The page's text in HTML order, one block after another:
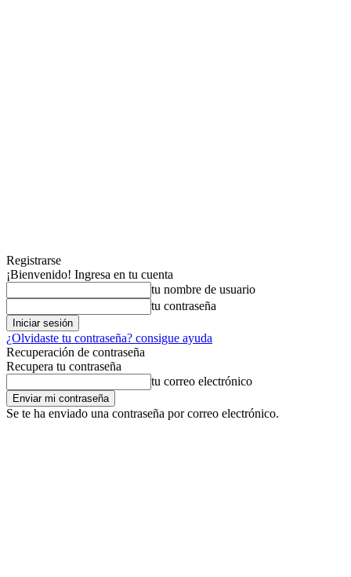
Registrarse
¡Bienvenido! Ingresa en tu cuenta
tu nombre de usuario
tu contraseña
¿Olvidaste tu contraseña? consigue ayuda
Recuperación de contraseña
Recupera tu contraseña
tu correo electrónico
Se te ha enviado una contraseña por correo electrónico.